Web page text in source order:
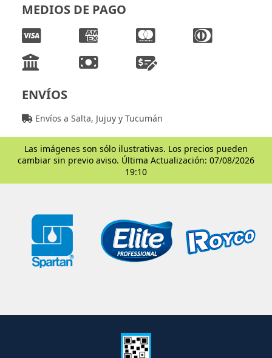
MEDIOS DE PAGO
ENVÍOS
Envíos a Salta, Jujuy y Tucumán
Las imágenes son sólo ilustrativas. Los precios pueden
cambiar sin previo aviso. Última Actualización: 07/08/2026
19:10